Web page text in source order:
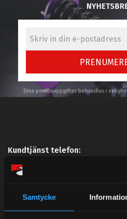
Samtycke
Dina personuppgifter behandlas i
Kundtjänst telefon:
Semestertider.
under sommaren men med
det helt stängt.